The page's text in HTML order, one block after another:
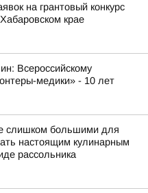
на грантовый конкурс
крае
Всероссийскому
медики» - 10 лет
слишком большими для
настоящим кулинарным
рассольника